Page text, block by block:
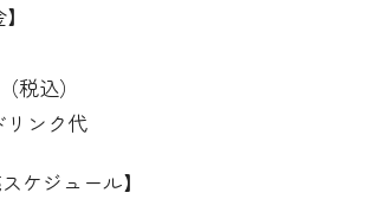
税込）
ンク代
ケジュール】